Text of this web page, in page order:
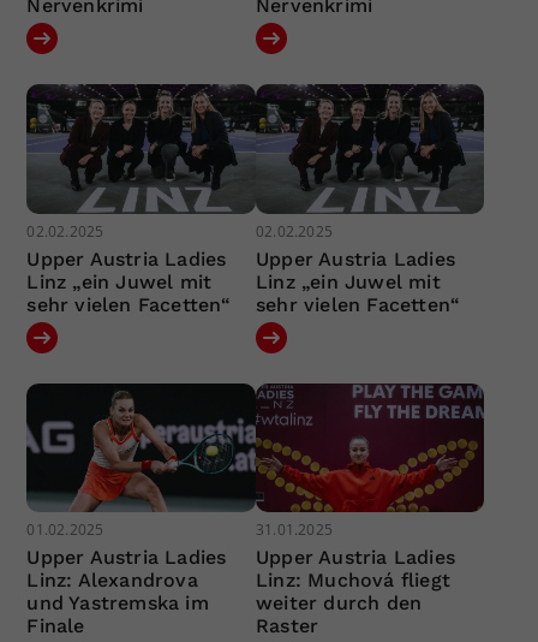
Nervenkrimi
Nervenkrimi
02.02.2025
Upper Austria Ladies
Linz „ein Juwel mit
sehr vielen Facetten“
02.02.2025
Upper Austria Ladies
Linz „ein Juwel mit
sehr vielen Facetten“
01.02.2025
Upper Austria Ladies
Linz: Alexandrova
und Yastremska im
Finale
31.01.2025
Upper Austria Ladies
Linz: Muchová fliegt
weiter durch den
Raster